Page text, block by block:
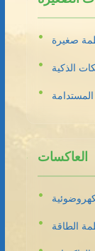
صغيرة
الذكية
العاكسات
الطاقة